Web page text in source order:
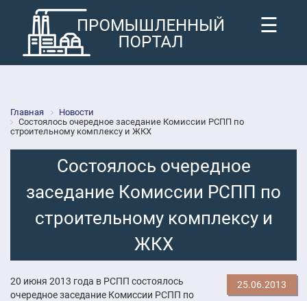
☰
Главная
Новости
Состоялось очередное заседание Комиссии РСПП по
строительному комплексу и ЖКХ
Состоялось очередное
заседание Комиссии РСПП по
строительному комплексу и
ЖКХ
25.06.2013
20 июня 2013 года в РСПП состоялось
очередное заседание Комиссии РСПП по